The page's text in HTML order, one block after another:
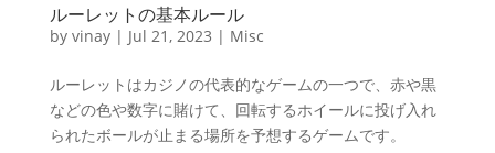
ルーレットの基本ルール
by vinay| Jul 21, 2023 | Misc
ルーレットはカジノの代表的なゲームの一つで、赤や黒
などの色や数字に賭けて、回転するホイールに投げ入れ
られたボールが止まる場所を予想するゲームです。